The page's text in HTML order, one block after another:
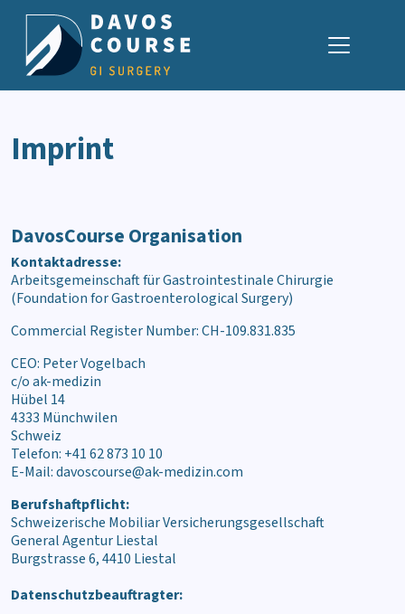
Imprint
DavosCourse Organisation
Kontaktadresse:
Arbeitsgemeinschaft für Gastrointestinale Chirurgie
(Foundation for Gastroenterological Surgery)
Commercial Register Number: CH-109.831.835
CEO: Peter Vogelbach
c/o ak-medizin
Hübel 14
4333 Münchwilen
Schweiz
Telefon: +41 62 873 10 10
E-Mail: davoscourse@ak-medizin.com
Berufshaftpflicht:
Schweizerische Mobiliar Versicherungsgesellschaft
General Agentur Liestal
Burgstrasse 6, 4410 Liestal
Datenschutzbeauftragter: